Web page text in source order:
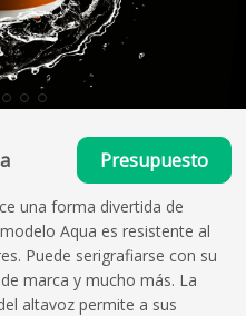
Presupuesto
una forma divertida de
Aqua es resistente al
Puede serigrafiarse con su
marca y mucho más. La
altavoz permite a sus